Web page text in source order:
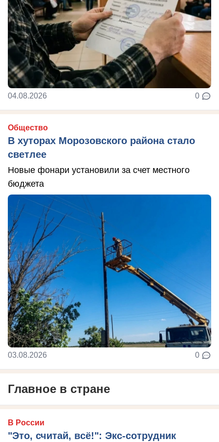
04.08.2026 0
Общество
В хуторах Морозовского района стало
светлее
Новые фонари установили за счет местного
бюджета
03.08.2026 0
Главное в стране
В России
"Это, считай, всё!": Экс-сотрудник